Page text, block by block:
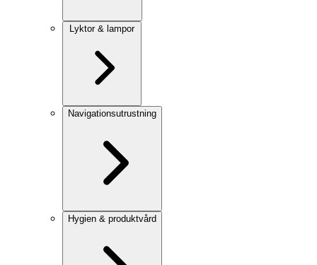
Lyktor & lampor
Navigationsutrustning
Hygien & produktvård